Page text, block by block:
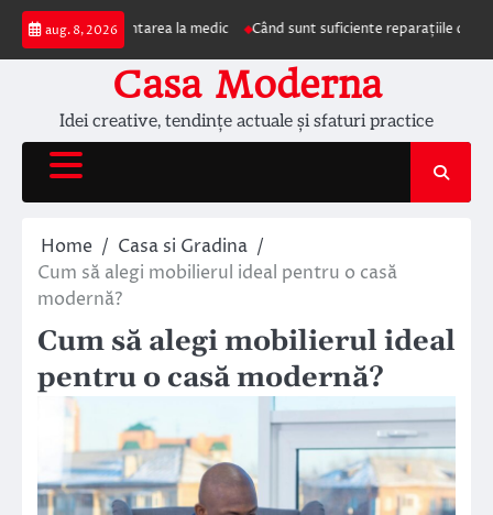
Skip
content
aug. 8, 2026
prezentarea la medic Când sunt suficiente reparațiile de acoperiș și
Casa Moderna
Idei creative, tendințe actuale și sfaturi practice
Home
Casa si Gradina
Cum să alegi mobilierul ideal pentru o casă
modernă?
Cum să alegi mobilierul ideal
pentru o casă modernă?